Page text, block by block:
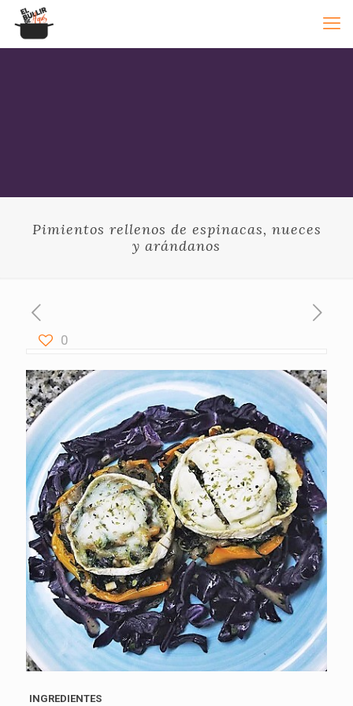
Pimientos rellenos de espinacas, nueces
y arándanos
0
INGREDIENTES